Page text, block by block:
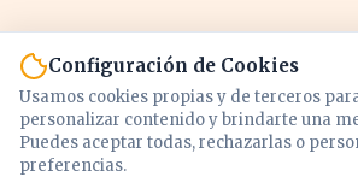
Configuración de Cookies
Usamos cookies propias y de terceros
personalizar contenido y brindarte una
Puedes aceptar todas, rechazarlas o
preferencias.